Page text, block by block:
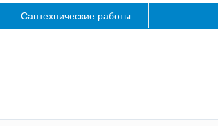
Сантехнические работы